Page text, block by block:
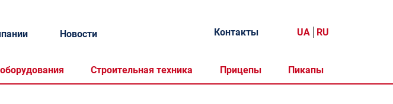
Строительная техника Прицепы Пикапы
Новости Контакты UA RU